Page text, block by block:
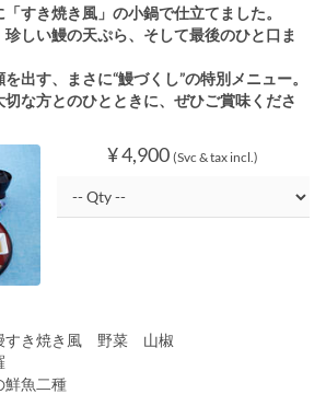
すき焼き風」の小鍋で仕立てました。
しい鰻の天ぷら、そして最後のひと口ま
出す、まさに“鰻づくし”の特別メニュー。
な方とのひとときに、ぜひご賞味くださ
¥ 4,900 (Svc & tax incl.)
き焼き風 野菜 山椒
魚二種